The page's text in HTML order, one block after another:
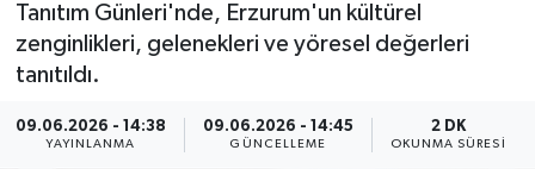
Tanıtım Günleri'nde, Erzurum'un kültürel
zenginlikleri, gelenekleri ve yöresel değerleri
tanıtıldı.
09.06.2026 - 14:38
YAYINLANMA
09.06.2026 - 14:45
GÜNCELLEME
2 DK
OKUNMA SÜRESI
Canlı Maç
Dış Haberler